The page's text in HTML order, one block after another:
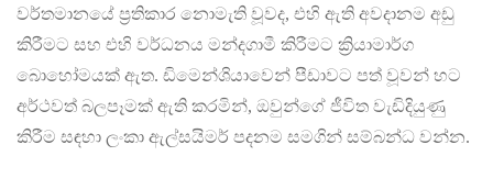
වර්තමානයේ ප්‍රතිකාර නොමැති වූවද, එහි ඇති අවදානම අඩු
කිරීමට සහ එහි වර්ධනය මන්දගාමී කිරීමට ක්‍රියාමාර්ග
බොහෝමයක් ඇත. ඩිමෙන්ශියාවෙන් පීඩාවට පත් වූවන් හට
අර්ථවත් බලපෑමක් ඇති කරමින්, ඔවුන්ගේ ජීවිත වැඩිදියුණු
කිරීම සඳහා ලංකා ඇල්සයිමර් පදනම සමගින් සම්බන්ධ වන්න.